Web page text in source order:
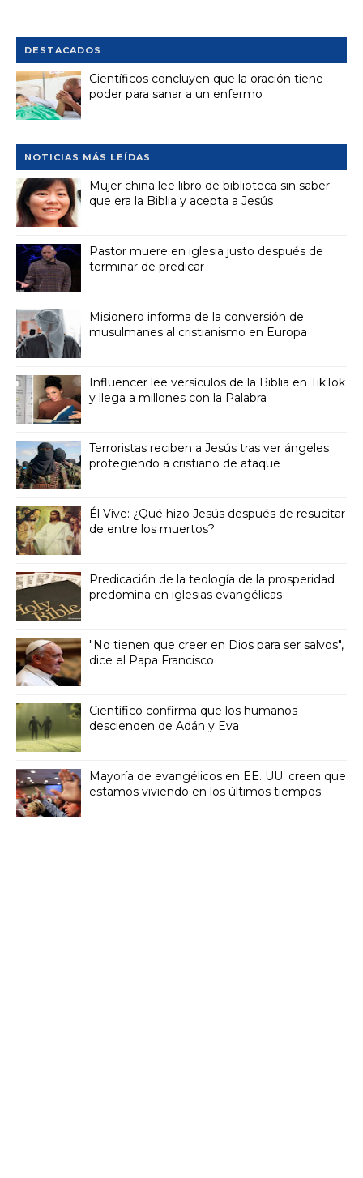
DESTACADOS
Científicos concluyen que la oración tiene
poder para sanar a un enfermo
NOTICIAS MÁS LEÍDAS
Mujer china lee libro de biblioteca sin saber
que era la Biblia y acepta a Jesús
Pastor muere en iglesia justo después de
terminar de predicar
Misionero informa de la conversión de
musulmanes al cristianismo en Europa
Influencer lee versículos de la Biblia en TikTok
y llega a millones con la Palabra
Terroristas reciben a Jesús tras ver ángeles
protegiendo a cristiano de ataque
Él Vive: ¿Qué hizo Jesús después de resucitar
de entre los muertos?
Predicación de la teología de la prosperidad
predomina en iglesias evangélicas
"No tienen que creer en Dios para ser salvos",
dice el Papa Francisco
Científico confirma que los humanos
descienden de Adán y Eva
Mayoría de evangélicos en EE. UU. creen que
estamos viviendo en los últimos tiempos